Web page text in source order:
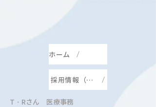
ホーム
採用情報（先輩インタビュー）
T・Rさん 医療事務